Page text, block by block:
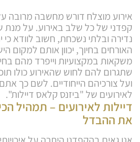
אירוע מוצלח דורש מחשבה מרובה
קפדני של כל שלב באירוע. על מנת
נדירה ובלתי נשכחת, חשוב לוודא
האורחים בחיוך, יכוון אותם למקום
משקאות במקצועיות וייפרד מהם
שתגרום להם לחוש שהאירוע כולו
ועל צורכיהם הייחודיים. לשם כך
לאירועים של "ביזנס קלאס דיילות".
דיילות לאירועים – תמהיל
את ההבדל